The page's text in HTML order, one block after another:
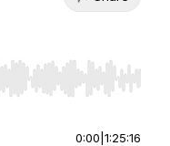
Home/End to jump to
0:00 1:25:16